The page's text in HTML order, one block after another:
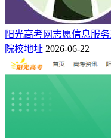
阳光高考网志愿信息服
院校地址 2026-06-22